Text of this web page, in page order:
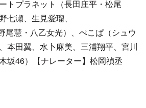
トプラネット（長田庄平・松尾
七瀬、生見愛瑠、
尾慧・八乙女光）、ぺこぱ（シュウ
本田翼、水卜麻美、三浦翔平、宮川
坂46）【ナレーター】松岡禎丞